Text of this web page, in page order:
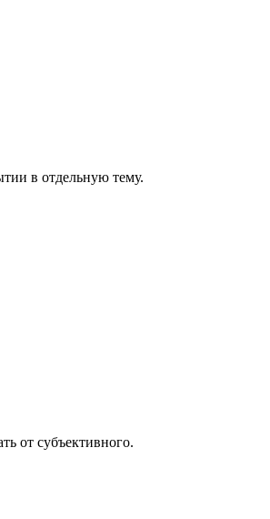
в отдельную тему.
от субъективного.